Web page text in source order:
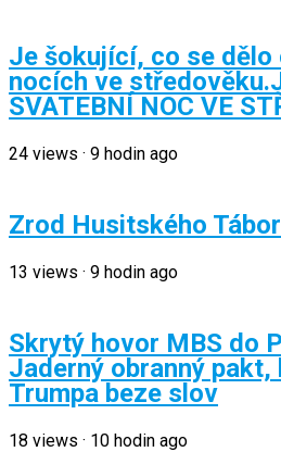
Je šokující, co se dělo
nocích ve
SVATEBNÍ NOC VE
24 views · 9 hodin ago
Zrod Husitského
13 views · 9 hodin ago
Skrytý hovor MBS do
Jaderný obranný pakt,
Trumpa beze slov
18 views · 10 hodin ago